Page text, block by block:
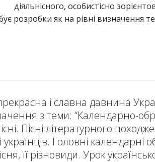
діяльнісного, особистісно
розробки як на рівні визначення
і славна давнина
з теми: “Календарно-
Пісні літературного
українців. Головні
її різновиди. Урок